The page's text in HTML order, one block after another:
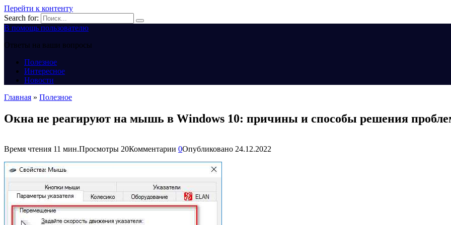
Перейти к контенту
Search for:
В помощь пользователю
Ответы на ваши вопросы
Полезное
Интересное
Новости
Главная » Полезное
Окна не реагируют на мышь в Windows 10: причины и способы решения
Время чтения 11 мин.Просмотры 20Комментарии 0Опубликовано 24.12.2022